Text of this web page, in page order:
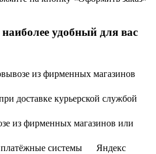
удобный для вас
из фирменных магазинов
доставке курьерской службой
из фирменных магазинов или
системы
Яндекс